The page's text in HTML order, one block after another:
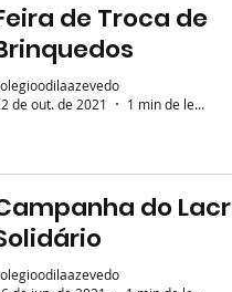
de Troca de
de out. de 2021
1 min de leitura
do Lacre